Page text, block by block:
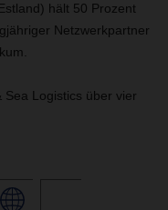
hält 50 Prozent
Netzwerkpartner
Sea Logistics über vier